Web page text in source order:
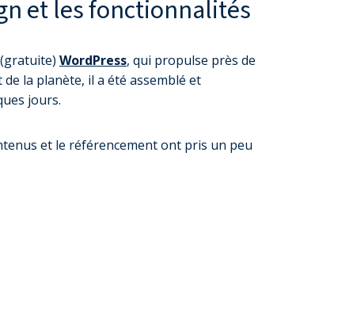
et les fonctionnalités
WordPress, qui propulse près de
la planète, il a été assemblé et
jours.
et le référencement ont pris un peu